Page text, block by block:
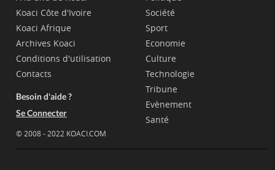
Koaci Côte d'Ivoire
Koaci Afrique
Archives Koaci
Conditions d'utilisation
Contacts
Besoin d'aide ?
Se Connecter
© 2008 - 2022 KOACI.COM
Société
Sport
Economie
Culture
Technologie
Tribune
Evènement
Santé